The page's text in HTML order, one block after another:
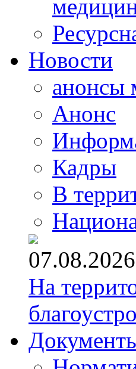
Новости
анонсы
Анонс
Кадры
В
07.08.2026
На